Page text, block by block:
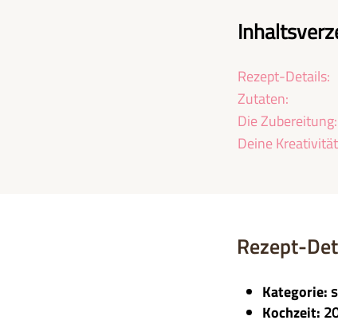
Rezept-Details:
Zutaten:
Die
Deine
Rezept-
Kategorie:
Kochzeit: